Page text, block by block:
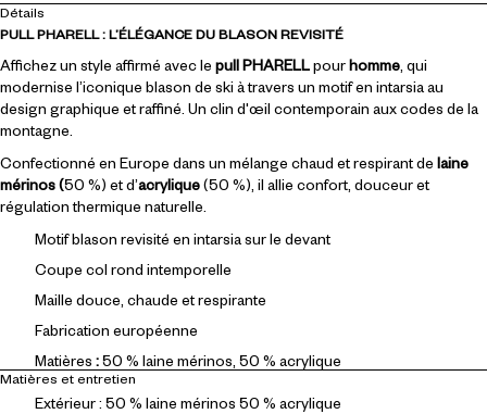
Détails
PULL PHARELL : L’ÉLÉGANCE DU BLASON REVISITÉ
Affichez un style affirmé avec le pull PHARELLpourhomme , qui
modernise l’iconique blason de ski à travers un motif en intarsia au
design graphique et raffiné. Un clin d'œil contemporain aux codes de la
montagne.
Confectionné en Europe dans un mélange chaud et respirant de laine
mérinos (50 %) et d’acrylique(50 %), il allie confort, douceur et
régulation thermique naturelle.
Motif blason revisité en intarsia sur le devant
Coupe col rond intemporelle
Maille douce, chaude et respirante
Fabrication européenne
Matières :50 % laine mérinos, 50 % acrylique
Matières et entretien
Extérieur : 50 % laine mérinos 50 % acrylique